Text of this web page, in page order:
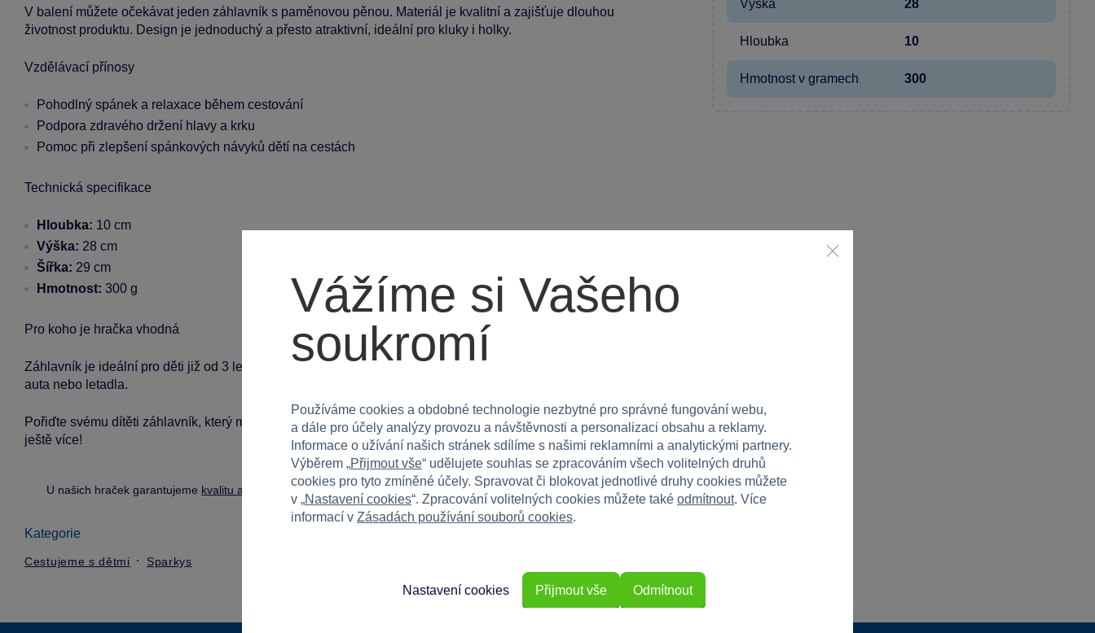
V balení můžete očekávat jeden záhlavník s paměnovou pěnou. Materiál je kvalitní a zajišťuje dlouhou
životnost produktu. Design je jednoduchý a přesto atraktivní, ideální pro kluky i holky.
Vzdělávací přínosy
Pohodlný spánek a relaxace během cestování
Podpora zdravého držení hlavy a krku
Pomoc při zlepšení spánkových návyků dětí na cestách
Technická specifikace
Hloubka: 10 cm
Výška: 28 cm
Šířka: 29 cm
Hmotnost: 300 g
Pro koho je hračka vhodná
Záhlavník je ideální pro děti již od 3 let. Je vhodný jak pro kluky, tak pro holky a perfektně se hodí na výlety, do
auta nebo letadla.
Pořiďte svému dítěti záhlavník, který mu poskytne pohodlí během cestování a užijte si společné dobrodružství
ještě více!
U našich hraček garantujeme kvalitu a bezpečnost.
Kategorie
Cestujeme s dětmi Sparkys
Výška 28
Hloubka 10
Hmotnost v gramech 300
Vážíme si Vašeho
soukromí
Používáme cookies a obdobné technologie nezbytné pro správné fungování webu,
a dále pro účely analýzy provozu a návštěvnosti a personalizaci obsahu a reklamy.
Informace o užívání našich stránek sdílíme s našimi reklamními a analytickými partnery.
Výběrem „Přijmout vše“ udělujete souhlas se zpracováním všech volitelných druhů
cookies pro tyto zmíněné účely. Spravovat či blokovat jednotlivé druhy cookies můžete
v „Nastavení cookies“. Zpracování volitelných cookies můžete také odmítnout. Více
informací v Zásadách používání souborů cookies.
Odmítnout
Nastavení cookies Přijmout vše